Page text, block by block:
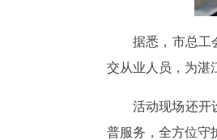
据悉，市总工
交从业人员，为湛
活动现场还开
普服务，全方位守